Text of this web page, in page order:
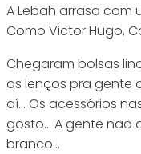
A Lebah arrasa com
Como Victor Hugo,
Chegaram bolsas
os lenços pra gente
aí… Os acessórios
gosto… A gente não
branco…